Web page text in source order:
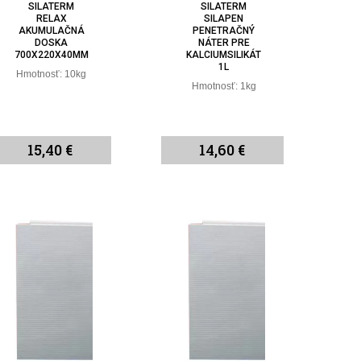
SILATERM
RELAX
AKUMULAČNÁ
DOSKA
700X220X40MM
Hmotnosť: 10kg
15,40 €
SILATERM
SILAPEN
PENETRAČNÝ
NÁTER PRE
KALCIUMSILIKÁT
1L
Hmotnosť: 1kg
14,60 €